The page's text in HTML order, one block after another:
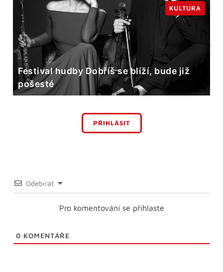
Festival hudby Dobříš se blíží, bude již
pošesté
KULTURA
PŘIHLÁSIT
Odebírat
Pro komentování se přihlaste
0 KOMENTÁŘE